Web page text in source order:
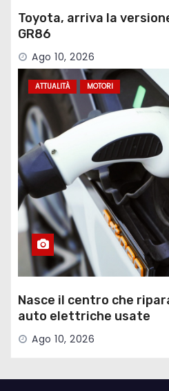
Toyota, arriva la
GR86
Ago 10, 2026
ATTUALITÀ MOTORI
Nasce il centro che
auto elettriche usate
Ago 10, 2026